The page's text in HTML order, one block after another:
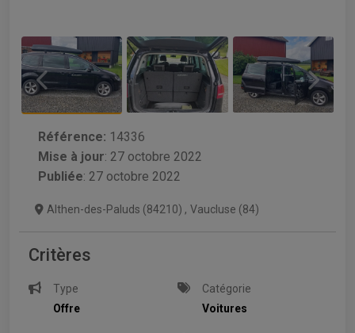
Référence: 14336
Mise à jour: 27 octobre 2022
Publiée: 27 octobre 2022
Althen-des-Paluds (84210) , Vaucluse (84)
Critères
Type
Offre
Catégorie
Voitures